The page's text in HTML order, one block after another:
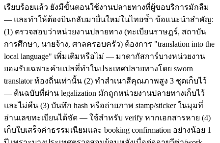
เรียบร้อยแล้ว ยังมีขั้นตอนใช้งานปลายทางที่ผู้ขอบริการมักลืม
— และทำให้ต้องบินกลับมายื่นใหม่ในไทยซ้ำ ข้อแนะนำสำคัญ:
(1) ตรวจสอบว่าหน่วยงานปลายทาง (ทะเบียนราษฎร์, สถาบัน
การศึกษา, นายจ้าง, ศาลครอบครัว) ต้องการ "translation into the
local language" เพิ่มเติมหรือไม่ — มาดากัสการ์บางหน่วยงาน
ยอมรับเฉพาะคำแปลที่ทำในประเทศปลายทางโดย sworn
translator ท้องถิ่นเท่านั้น (2) ทำสำเนาสีคุณภาพสูง 3 ชุดเก็บไว้
— ต้นฉบับที่ผ่าน legalization มักถูกหน่วยงานปลายทางเก็บไว้
และไม่คืน (3) บันทึก hash หรือถ่ายภาพ stamp/sticker ในมุมที่
อ่านเลขทะเบียนได้ชัด — ใช้สำหรับ verify หากเอกสารหาย (4)
เก็บใบเสร็จค่าธรรมเนียมและ booking confirmation อย่างน้อย 1